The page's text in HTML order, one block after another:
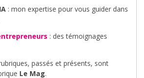
: mon expertise pour vous guider dans
: des témoignages
passés et présents, sont
Le Mag.